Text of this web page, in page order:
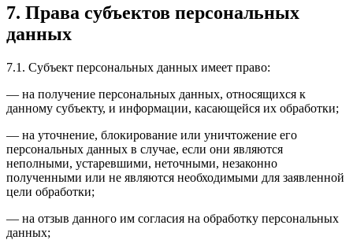
7. Права субъектов персональных
данных
7.1. Субъект персональных данных имеет право:
— на получение персональных данных, относящихся к
данному субъекту, и информации, касающейся их обработки;
— на уточнение, блокирование или уничтожение его
персональных данных в случае, если они являются
неполными, устаревшими, неточными, незаконно
полученными или не являются необходимыми для заявленной
цели обработки;
— на отзыв данного им согласия на обработку персональных
данных;